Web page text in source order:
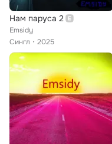
Нам паруса 2
Emsidy
Сингл
2025